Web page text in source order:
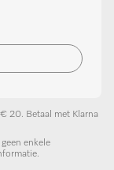
20. Betaal met Klarna
enkele